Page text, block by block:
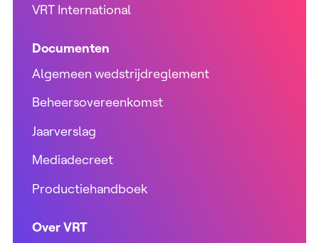
VRT International
Documenten
Algemeen wedstrijdreglement
Beheersovereenkomst
Jaarverslag
Mediadecreet
Productiehandboek
Over VRT